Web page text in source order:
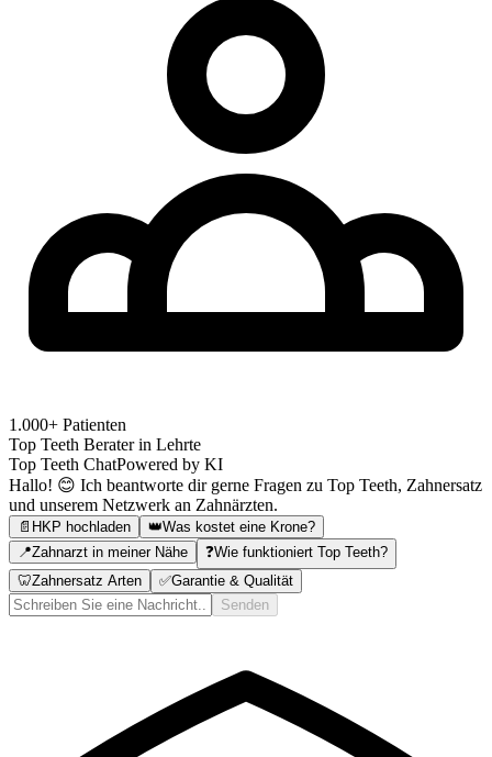
1.000+ Patienten
Top Teeth Berater in Lehrte
Top Teeth ChatPowered by KI
Hallo! 😊 Ich beantworte dir gerne Fragen zu Top Teeth, Zahnersatz
und unserem Netzwerk an Zahnärzten.
📄 HKP hochladen 👑Was kostet eine Krone?
📍Zahnarzt in meiner Nähe ❓Wie funktioniert Top Teeth?
🦷Zahnersatz Arten ✅Garantie & Qualität
Senden